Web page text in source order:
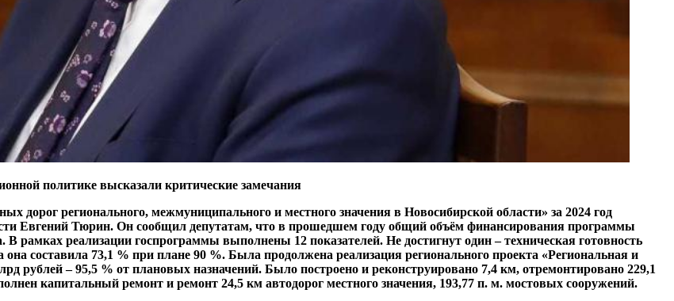
политике высказали критические замечания
дорог регионального, межмуниципального и местного значения в Новосибирской области» за 2024 год
Евгений Тюрин. Он сообщил депутатам, что в прошедшем году общий объём финансирования программы
В рамках реализации госпрограммы выполнены 12 показателей. Не достигнут один – техническая готовность
она составила 73,1 % при плане 90 %. Была продолжена реализация регионального проекта «Региональная и
рублей – 95,5 % от плановых назначений. Было построено и реконструировано 7,4 км, отремонтировано 229,1
капитальный ремонт и ремонт 24,5 км автодорог местного значения, 193,77 п. м. мостовых сооружений.